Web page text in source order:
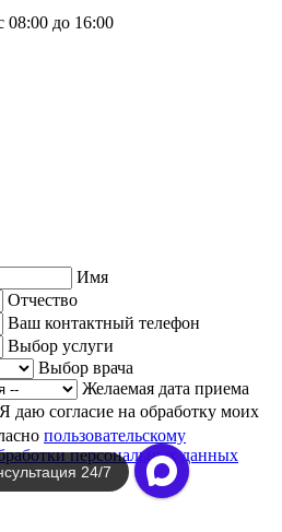
08:00 до 16:00
Имя
Отчество
Ваш контактный телефон
Выбор услуги
Выбор врача
Желаемая дата приема
Я даю согласие на обработку моих
пользовательскому
персональных данных
24/7